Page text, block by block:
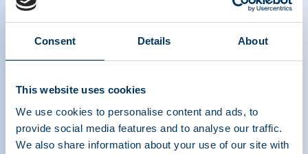
Consent Details About
This website uses cookies
We use cookies to personalise content and ads, to
provide social media features and to analyse our traffic.
We also share information about your use of our site with
Emergent